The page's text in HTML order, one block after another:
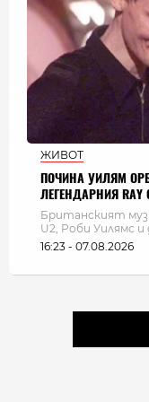
ЖИВОТ
ПОЧИНА УИЛЯМ
ЛЕГЕНДАРНИЯ RAY
Британският
U2, Роби Уилямс и
16:23 - 07.08.2026